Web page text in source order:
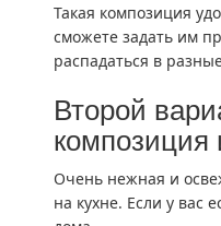
Такая композиция
сможете задать им
распадаться в
Второй
композиция
Очень нежная и
на кухне. Если у вас